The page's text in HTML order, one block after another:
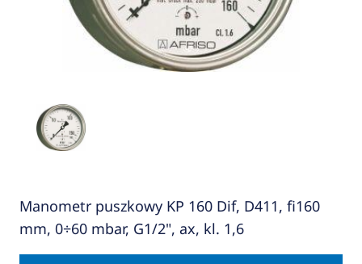
Manometr puszkowy KP 160 Dif, D411, fi160
mm, 0÷60 mbar, G1/2", ax, kl. 1,6